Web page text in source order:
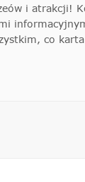
i atrakcji!
co